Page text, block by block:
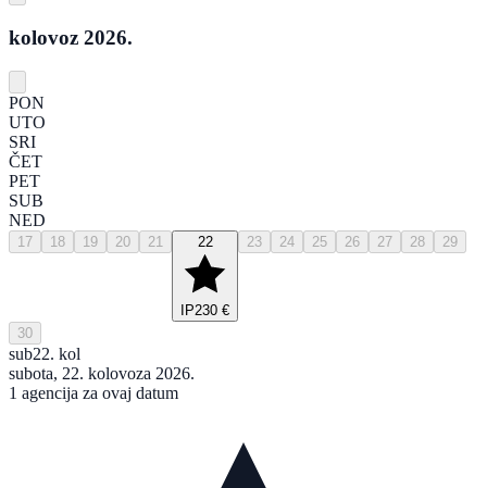
kolovoz 2026.
PON
UTO
SRI
ČET
PET
SUB
NED
17 18 19 20 21 22
IP230 €
23 24 25 26 27 28 29
30
sub22. kol
subota, 22. kolovoza 2026.
1 agencija za ovaj datum